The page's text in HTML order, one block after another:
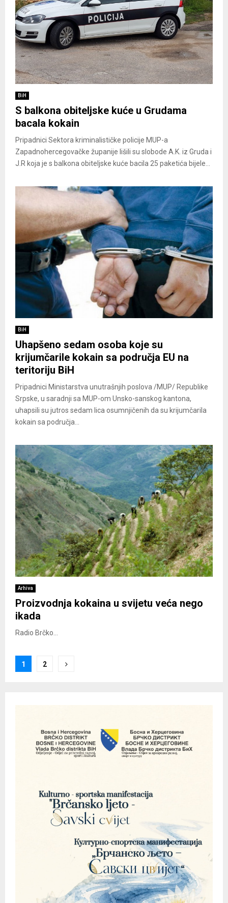
BiH
S balkona obiteljske kuće u Grudama
bacala kokain
Pripadnici Sektora kriminalističke policije MUP-a
Zapadnohercegovačke županije lišili su slobode A.K. iz Gruda i
J.R koja je s balkona obiteljske kuće bacila 25 paketića bijele...
BiH
Uhapšeno sedam osoba koje su
krijumčarile kokain sa područja EU na
teritoriju BiH
Pripadnici Ministarstva unutrašnjih poslova /MUP/ Republike
Srpske, u saradnji sa MUP-om Unsko-sanskog kantona,
uhapsili su jutros sedam lica osumnjičenih da su krijumčarila
kokain sa područja...
Arhiva
Proizvodnja kokaina u svijetu veća nego
ikada
Radio Brčko...
Posts
1 2